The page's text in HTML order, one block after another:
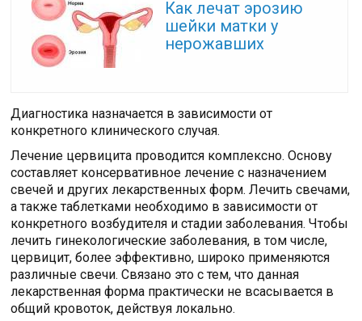
Как лечат эрозию
шейки матки у
нерожавших
Диагностика назначается в зависимости от
конкретного клинического случая.
Лечение цервицита проводится комплексно. Основу
составляет консервативное лечение с назначением
свечей и других лекарственных форм. Лечить свечами,
а также таблетками необходимо в зависимости от
конкретного возбудителя и стадии заболевания. Чтобы
лечить гинекологические заболевания, в том числе,
цервицит, более эффективно, широко применяются
различные свечи. Связано это с тем, что данная
лекарственная форма практически не всасывается в
общий кровоток, действуя локально.